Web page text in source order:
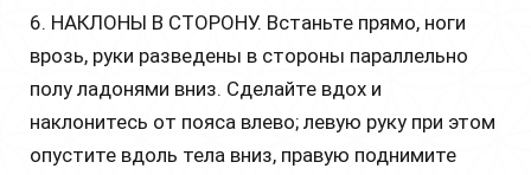
6. НАКЛОНЫ В СТОРОНУ. Встаньте прямо, ноги
врозь, руки разведены в стороны параллельно
полу ладонями вниз. Сделайте вдох и
наклонитесь от пояса влево; левую руку при этом
опустите вдоль тела вниз, правую поднимите